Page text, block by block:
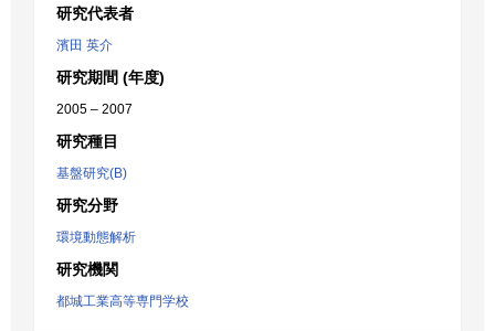
研究代表者
濱田 英介
研究期間 (年度)
2005 – 2007
研究種目
基盤研究(B)
研究分野
環境動態解析
研究機関
都城工業高等専門学校